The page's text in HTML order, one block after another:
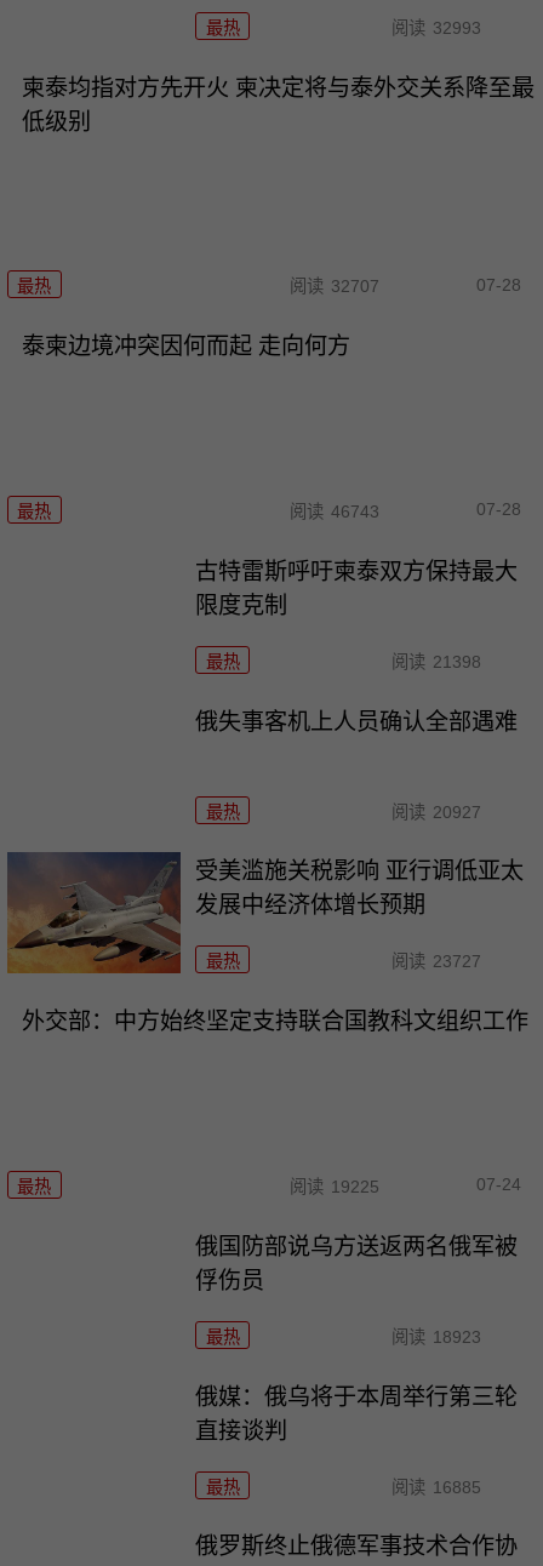
最热 阅读 32993
柬泰均指对方先开火 柬决定将与泰外交关系降至最
低级别
最热 阅读 32707 07-28
泰柬边境冲突因何而起 走向何方
最热 阅读 46743 07-28
古特雷斯呼吁柬泰双方保持最大
限度克制
最热 阅读 21398
俄失事客机上人员确认全部遇难
最热 阅读 20927
受美滥施关税影响 亚行调低亚太
发展中经济体增长预期
最热 阅读 23727
外交部：中方始终坚定支持联合国教科文组织工作
最热 阅读 19225 07-24
俄国防部说乌方送返两名俄军被
俘伤员
最热 阅读 18923
俄媒：俄乌将于本周举行第三轮
直接谈判
最热 阅读 16885
俄罗斯终止俄德军事技术合作协